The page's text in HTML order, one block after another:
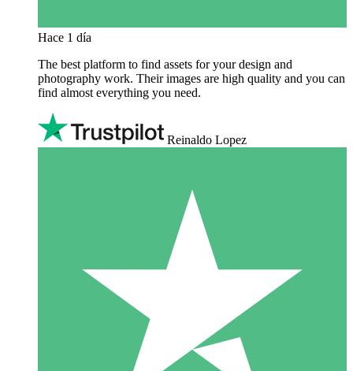
Hace 1 día
The best platform to find assets for your design and
photography work. Their images are high quality and you can
find almost everything you need.
Reinaldo Lopez